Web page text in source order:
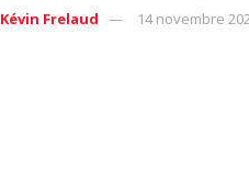
Kévin Frelaud 14 novembre